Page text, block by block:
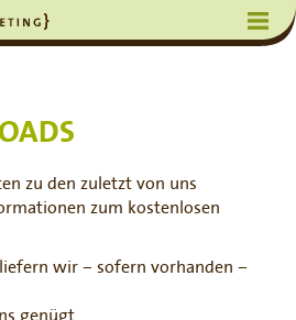
zu den zuletzt von uns
zum kostenlosen
wir – sofern vorhanden –
genügt.